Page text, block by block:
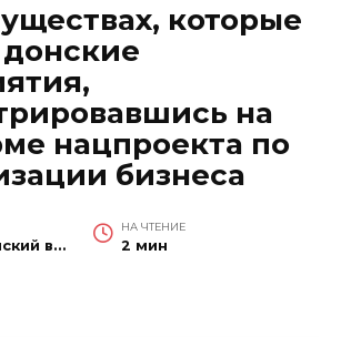
которые
на
нацпроекта по
бизнеса
Красносулинский вестник
НА ЧТЕНИЕ
2 мин